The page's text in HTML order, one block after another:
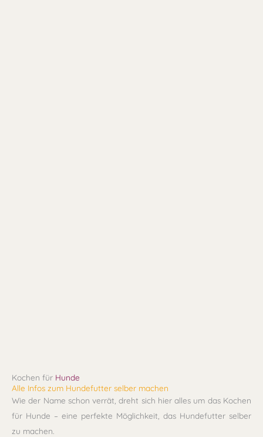
Kochen für Hunde
Alle Infos zum Hundefutter selber machen
Wie der Name schon verrät, dreht sich hier alles um das Kochen
für Hunde – eine perfekte Möglichkeit, das Hundefutter selber
zu machen.